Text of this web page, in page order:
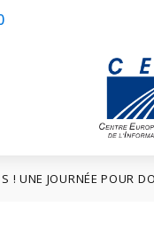
! UNE JOURNÉE POUR